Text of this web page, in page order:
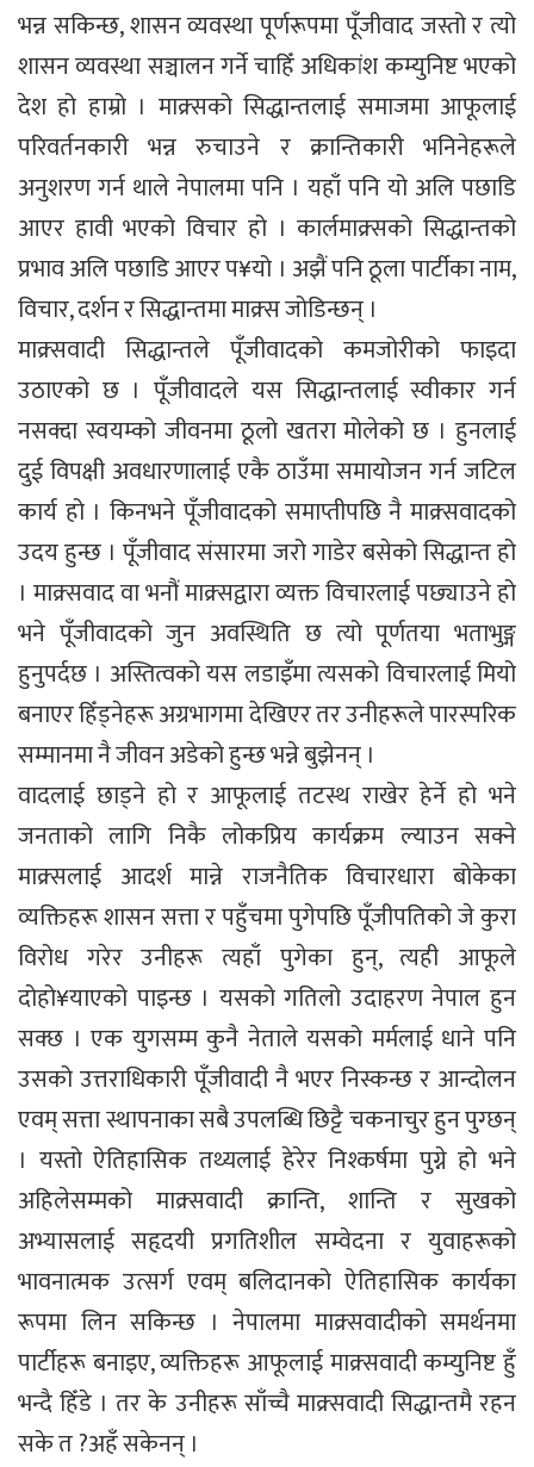
भन्न सकिन्छ, शासन व्यवस्था पूर्णरूपमा पूँजीवाद जस्तो र त्यो
शासन व्यवस्था सञ्चालन गर्ने चाहिँ अधिकांश कम्युनिष्ट भएको
देश हो हाम्रो । माक्र्सको सिद्धान्तलाई समाजमा आफूलाई
परिवर्तनकारी भन्न रुचाउने र क्रान्तिकारी भनिनेहरूले
अनुशरण गर्न थाले नेपालमा पनि । यहाँ पनि यो अलि पछाडि
आएर हावी भएको विचार हो । कार्लमाक्र्सको सिद्धान्तको
प्रभाव अलि पछाडि आएर प¥यो । अझैं पनि ठूला पार्टीका नाम,
विचार, दर्शन र सिद्धान्तमा माक्र्स जोडिन्छन् ।
माक्र्सवादी सिद्धान्तले पूँजीवादको कमजोरीको फाइदा
उठाएको छ । पूँजीवादले यस सिद्धान्तलाई स्वीकार गर्न
नसक्दा स्वयम्को जीवनमा ठूलो खतरा मोलेको छ । हुनलाई
दुई विपक्षी अवधारणालाई एकै ठाउँमा समायोजन गर्न जटिल
कार्य हो । किनभने पूँजीवादको समाप्तीपछि नै माक्र्सवादको
उदय हुन्छ । पूँजीवाद संसारमा जरो गाडेर बसेको सिद्धान्त हो
। माक्र्सवाद वा भनौं माक्र्सद्वारा व्यक्त विचारलाई पछ्याउने हो
भने पूँजीवादको जुन अवस्थिति छ त्यो पूर्णतया भताभुङ्ग
हुनुपर्दछ । अस्तित्वको यस लडाइँमा त्यसको विचारलाई मियो
बनाएर हिँड्नेहरू अग्रभागमा देखिएर तर उनीहरूले पारस्परिक
सम्मानमा नै जीवन अडेको हुन्छ भन्ने बुझेनन् ।
वादलाई छाड्ने हो र आफूलाई तटस्थ राखेर हेर्ने हो भने
जनताको लागि निकै लोकप्रिय कार्यक्रम ल्याउन सक्ने
माक्र्सलाई आदर्श मान्ने राजनैतिक विचारधारा बोकेका
व्यक्तिहरू शासन सत्ता र पहुँचमा पुगेपछि पूँजीपतिको जे कुरा
विरोध गरेर उनीहरू त्यहाँ पुगेका हुन्, त्यही आफूले
दोहो¥याएको पाइन्छ । यसको गतिलो उदाहरण नेपाल हुन
सक्छ । एक युगसम्म कुनै नेताले यसको मर्मलाई धाने पनि
उसको उत्तराधिकारी पूँजीवादी नै भएर निस्कन्छ र आन्दोलन
एवम् सत्ता स्थापनाका सबै उपलब्धि छिट्टै चकनाचुर हुन पुग्छन्
। यस्तो ऐतिहासिक तथ्यलाई हेरेर निश्कर्षमा पुग्ने हो भने
अहिलेसम्मको माक्र्सवादी क्रान्ति, शान्ति र सुखको
अभ्यासलाई सहृदयी प्रगतिशील सम्वेदना र युवाहरूको
भावनात्मक उत्सर्ग एवम् बलिदानको ऐतिहासिक कार्यका
रूपमा लिन सकिन्छ । नेपालमा माक्र्सवादीको समर्थनमा
पार्टीहरू बनाइए, व्यक्तिहरू आफूलाई माक्र्सवादी कम्युनिष्ट हुँ
भन्दै हिँडे । तर के उनीहरू साँच्चै माक्र्सवादी सिद्धान्तमै रहन
सके त ?अहँ सकेनन् ।